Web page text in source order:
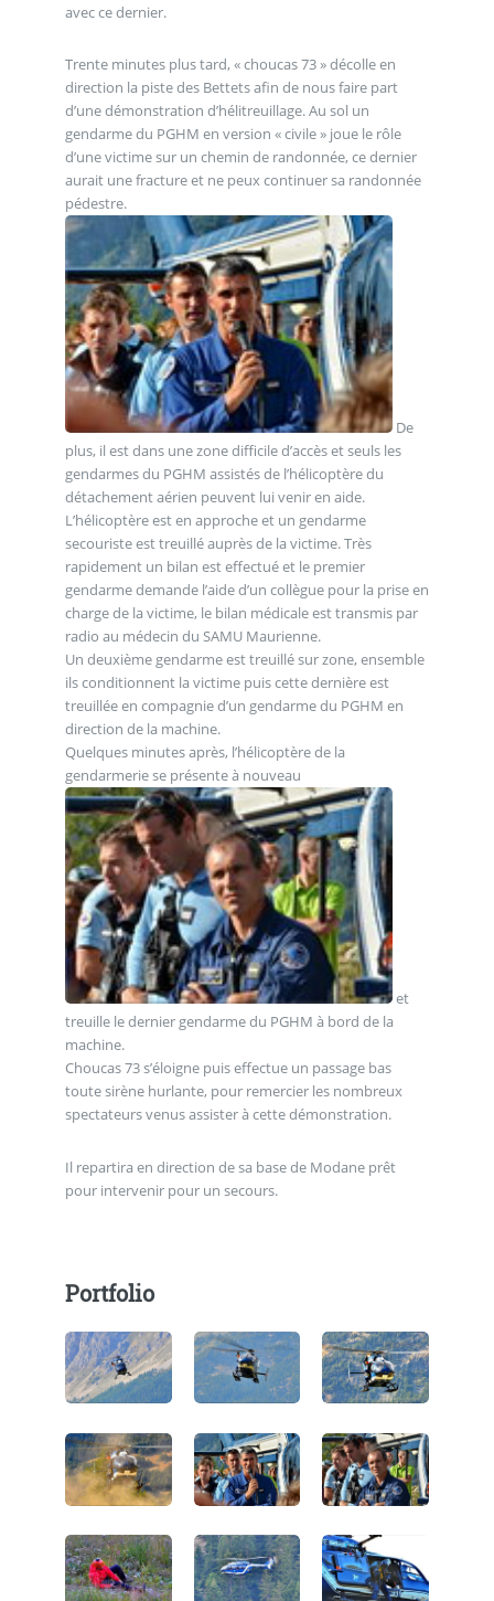
avec ce dernier.
Trente minutes plus tard, « choucas 73 » décolle en
direction la piste des Bettets afin de nous faire part
d’une démonstration d’hélitreuillage. Au sol un
gendarme du PGHM en version « civile » joue le rôle
d’une victime sur un chemin de randonnée, ce dernier
aurait une fracture et ne peux continuer sa randonnée
pédestre.
De
plus, il est dans une zone difficile d’accès et seuls les
gendarmes du PGHM assistés de l’hélicoptère du
détachement aérien peuvent lui venir en aide.
L’hélicoptère est en approche et un gendarme
secouriste est treuillé auprès de la victime. Très
rapidement un bilan est effectué et le premier
gendarme demande l’aide d’un collègue pour la prise en
charge de la victime, le bilan médicale est transmis par
radio au médecin du SAMU Maurienne.
Un deuxième gendarme est treuillé sur zone, ensemble
ils conditionnent la victime puis cette dernière est
treuillée en compagnie d’un gendarme du PGHM en
direction de la machine.
Quelques minutes après, l’hélicoptère de la
gendarmerie se présente à nouveau
et
treuille le dernier gendarme du PGHM à bord de la
machine.
Choucas 73 s’éloigne puis effectue un passage bas
toute sirène hurlante, pour remercier les nombreux
spectateurs venus assister à cette démonstration.
Il repartira en direction de sa base de Modane prêt
pour intervenir pour un secours.
Portfolio